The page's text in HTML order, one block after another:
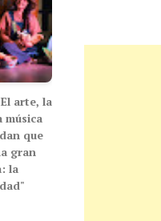
arte, la
música
que
gran
la